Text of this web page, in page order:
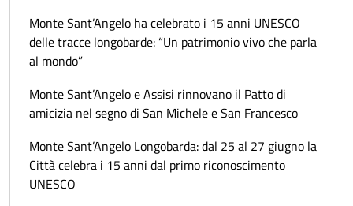
Monte Sant’Angelo ha celebrato i 15 anni UNESCO
delle tracce longobarde: “Un patrimonio vivo che parla
al mondo”
Monte Sant’Angelo e Assisi rinnovano il Patto di
amicizia nel segno di San Michele e San Francesco
Monte Sant’Angelo Longobarda: dal 25 al 27 giugno la
Città celebra i 15 anni dal primo riconoscimento
UNESCO